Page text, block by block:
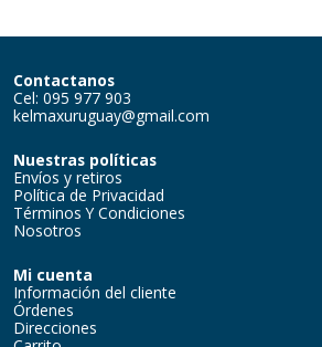
Contactanos
Cel: 095 977 903
kelmaxuruguay@gmail.com
Nuestras políticas
Envíos y retiros
Política de Privacidad
Términos Y Condiciones
Nosotros
Mi cuenta
Información del cliente
Órdenes
Direcciones